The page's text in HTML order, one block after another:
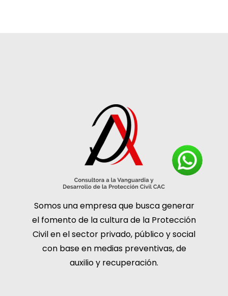
Somos una empresa que busca generar
el fomento de la cultura de la Protección
Civil en el sector privado, público y social
con base en medias preventivas, de
auxilio y recuperación.